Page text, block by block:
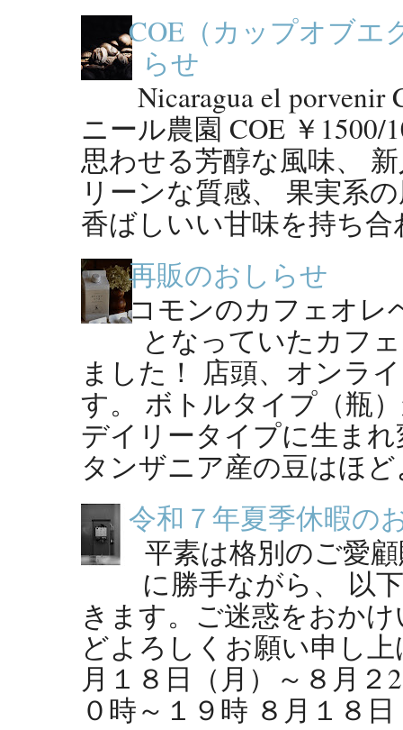
COE（カップオブエ
らせ
Nicaragua el
ニール農園 COE ￥
思わせる芳醇な風味、
リーンな質感、 果実系
香ばしいい甘味を持ち合
再販のおしらせ
コモンのカフェオレ
となっていたカフ
ました！ 店頭、オンラ
す。 ボトルタイプ（瓶
デイリータイプに生ま
タンザニア産の豆はほ
令和７年夏季休暇の
平素は格別のご愛
に勝手ながら、 以
きます。ご迷惑をおか
どよろしくお願い申し
月１８日（月）～８月
０時～１９時 ８月１８